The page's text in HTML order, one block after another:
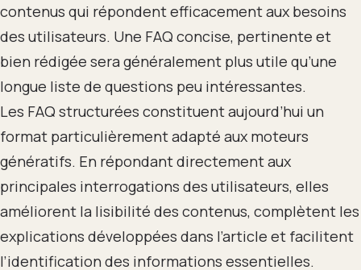
contenus qui répondent efficacement aux besoins
des utilisateurs. Une FAQ concise, pertinente et
bien rédigée sera généralement plus utile qu’une
longue liste de questions peu intéressantes.
Les FAQ structurées constituent aujourd’hui un
format particulièrement adapté aux moteurs
génératifs. En répondant directement aux
principales interrogations des utilisateurs, elles
améliorent la lisibilité des contenus, complètent les
explications développées dans l’article et facilitent
l’identification des informations essentielles.